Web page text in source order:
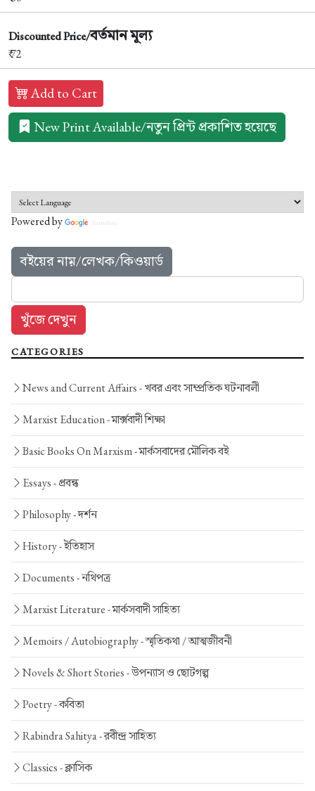
Discounted Price/বর্তমান মূল্য
₹ 72
Add to Cart
New Print Available/নতুন প্রিন্ট প্রকাশিত হয়েছে
Powered by Translate
বইয়ের নাম়/লেখক/কিওয়ার্ড
CATEGORIES
News and Current Affairs -খবর এবং সাম্প্রতিক ঘটনাবলী
Marxist Education -মার্ক্সবাদী শিক্ষা
Basic Books On Marxism -মার্কসবাদের মৌলিক বই
Essays -প্রবন্ধ
Philosophy -দর্শন
History -ইতিহাস
Documents -নথিপত্র
Marxist Literature -মার্কসবাদী সাহিত্য
Memoirs / Autobiography -স্মৃতিকথা / আত্মজীবনী
Novels & Short Stories -উপন্যাস ও ছোটগল্প
Poetry -কবিতা
Rabindra Sahitya -রবীন্দ্র সাহিত্য
Classics -ক্লাসিক